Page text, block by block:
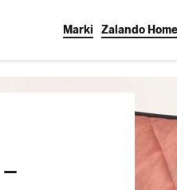
Marki Zalando Home